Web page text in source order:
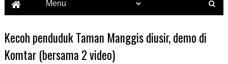
Kecoh penduduk Taman Manggis diusir, demo di
Komtar (bersama 2 video)